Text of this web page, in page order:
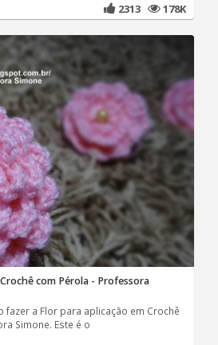
2313 178K
com Pérola - Professora
fazer a Flor para aplicação em Crochê
Simone. Este é o